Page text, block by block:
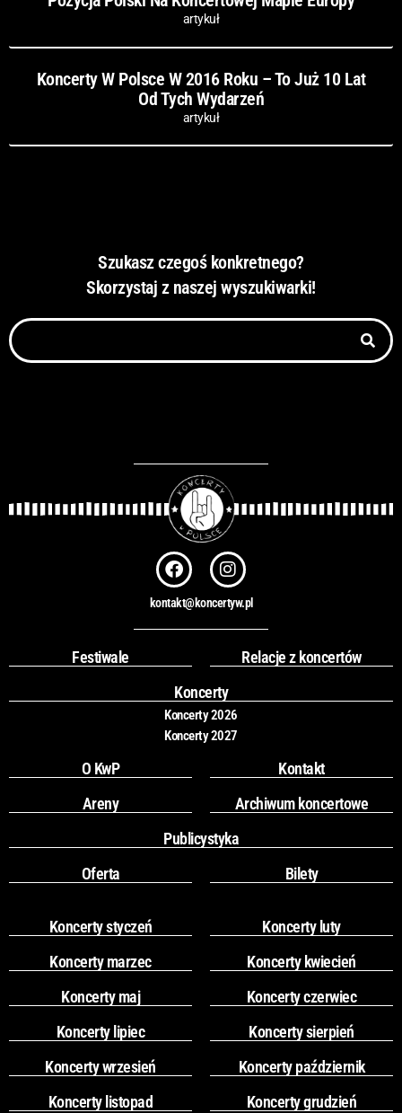
artykuł
Koncerty W Polsce W 2016 Roku – To Już 10 Lat
Od Tych Wydarzeń
artykuł
Szukasz czegoś konkretnego?
Skorzystaj z naszej wyszukiwarki!
Szukaj
F
a
c
e
b
o
k
I
n
s
t
a
r
a
m
kontakt@koncertyw.pl
Festiwale
Relacje z koncertów
Koncerty
Koncerty 2026
Koncerty 2027
O KwP
Kontakt
Areny
Archiwum koncertowe
Publicystyka
Oferta
Bilety
Koncerty styczeń
Koncerty luty
Koncerty marzec
Koncerty kwiecień
Koncerty maj
Koncerty czerwiec
Koncerty lipiec
Koncerty sierpień
Koncerty wrzesień
Koncerty październik
Koncerty listopad
Koncerty grudzień